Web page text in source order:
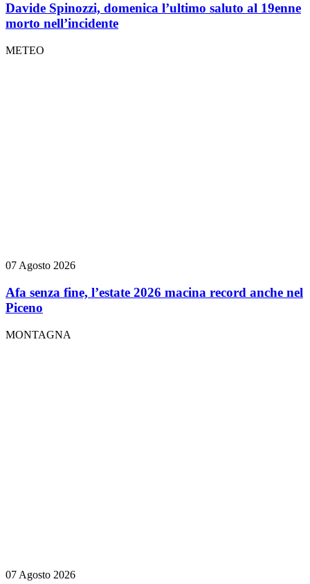
Davide Spinozzi, domenica l’ultimo saluto al 19enne
morto nell’incidente
METEO
07 Agosto 2026
Afa senza fine, l’estate 2026 macina record anche nel
Piceno
MONTAGNA
07 Agosto 2026